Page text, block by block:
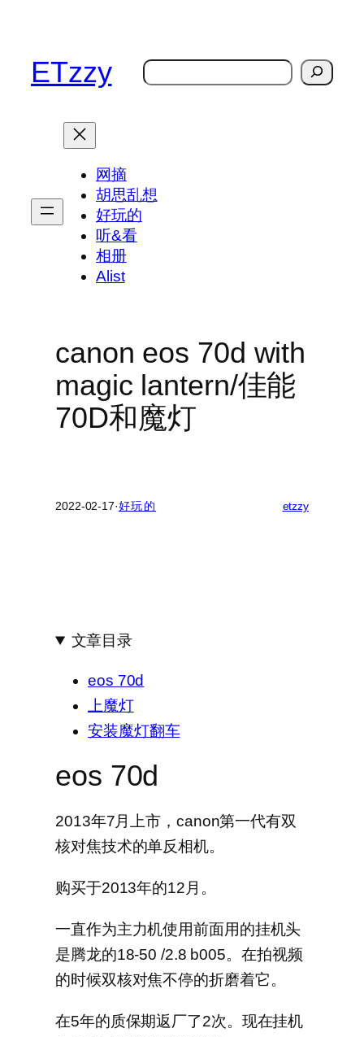
ETzzy
搜
网摘
胡思乱想
好玩的
听&看
相册
Alist
canon eos 70d with
magic lantern/佳能
70D和魔灯
2022-02-17·好玩的 etzzy
文章目录
eos 70d
上魔灯
安装魔灯翻车
eos 70d
2013年7月上市，canon第一代有双
核对焦技术的单反相机。
购买于2013年的12月。
一直作为主力机使用前面用的挂机头
是腾龙的18-50 /2.8 b005。在拍视频
的时候双核对焦不停的折磨着它。
在5年的质保期返厂了2次。现在挂机